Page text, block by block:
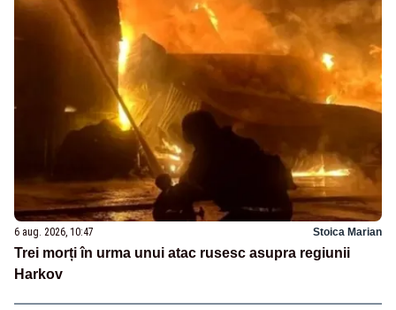
6 aug. 2026, 10:47 Stoica Marian
Trei morți în urma unui atac rusesc asupra regiunii
Harkov